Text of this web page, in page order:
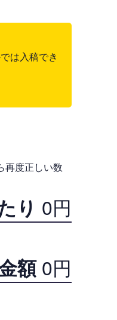
は入稿でき
再度正しい数
り 0円
額0円